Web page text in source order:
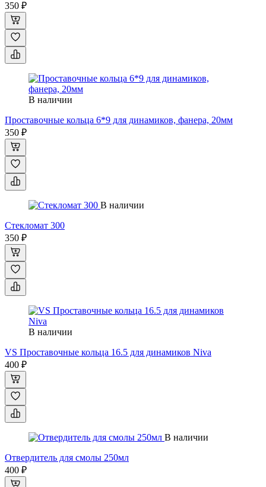
350 ₽
В наличии
Проставочные кольца 6*9 для динамиков, фанера, 20мм
350 ₽
В наличии
Стекломат 300
350 ₽
В наличии
VS Проставочные кольца 16.5 для динамиков Niva
400 ₽
В наличии
Отвердитель для смолы 250мл
400 ₽